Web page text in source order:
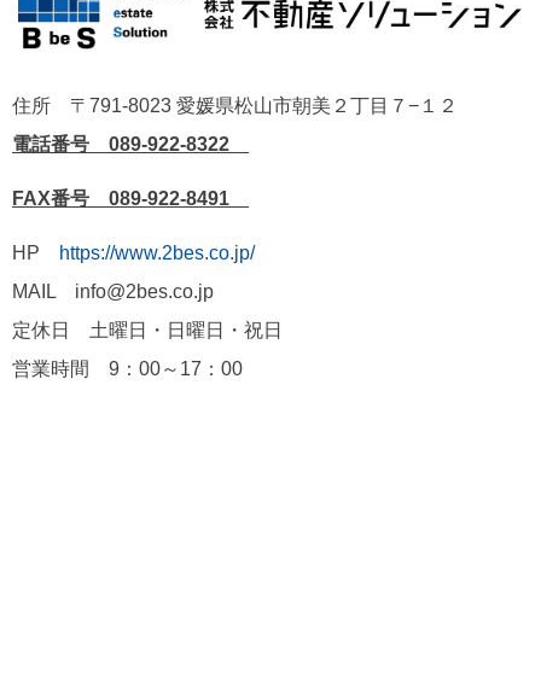
住所 〒791-8023 愛媛県松山市朝美２丁目７−１２
電話番号 089-922-8322
FAX番号 089-922-8491
HP
https://www.2bes.co.jp/
MAIL info@2bes.co.jp
定休日 土曜日・日曜日・祝日
営業時間 9：00～17：00